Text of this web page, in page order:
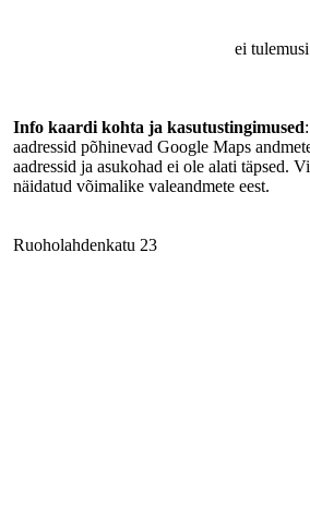
ei
Info kaardi kohta ja kasutustingimused
aadressid põhinevad Google Maps
aadressid ja asukohad ei ole alati täpsed.
näidatud võimalike valeandmete eest.
Ruoholahdenkatu 23